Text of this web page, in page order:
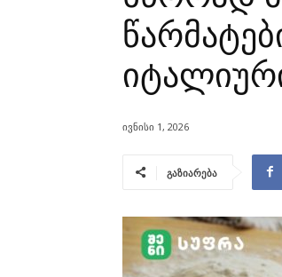
ივნისი 1, 2026
გაზიარება